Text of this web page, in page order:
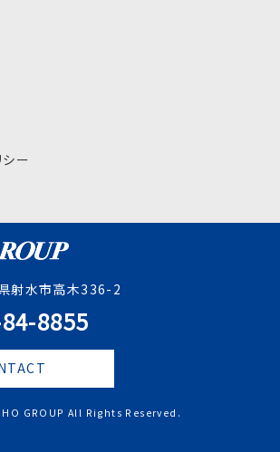
ー
射水市高木336-2
8855
GROUP All Rights Reserved.